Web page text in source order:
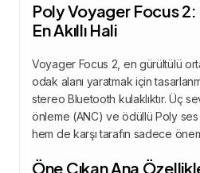
Poly Voyager Focus 2:
En Akıllı Hali
Voyager Focus 2, en gürültülü
odak alanı yaratmak için
stereo Bluetooth kulaklıktır. Üç
önleme (ANC) ve ödüllü Poly
hem de karşı tarafın sadece
Öne Çıkan Ana